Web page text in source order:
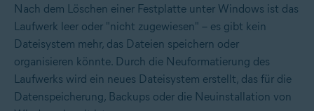
Nach dem Löschen einer Festplatte unter Windows ist das
Laufwerk leer oder "nicht zugewiesen" – es gibt kein
Dateisystem mehr, das Dateien speichern oder
organisieren könnte. Durch die Neuformatierung des
Laufwerks wird ein neues Dateisystem erstellt, das für die
Datenspeicherung, Backups oder die Neuinstallation von